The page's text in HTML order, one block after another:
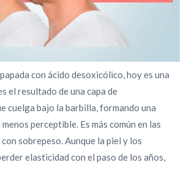
con ácido desoxicólico, hoy es una
el resultado de una capa de
cuelga bajo la barbilla, formando una
perceptible. Es más común en las
sobrepeso. Aunque la piel y los
elasticidad con el paso de los años,